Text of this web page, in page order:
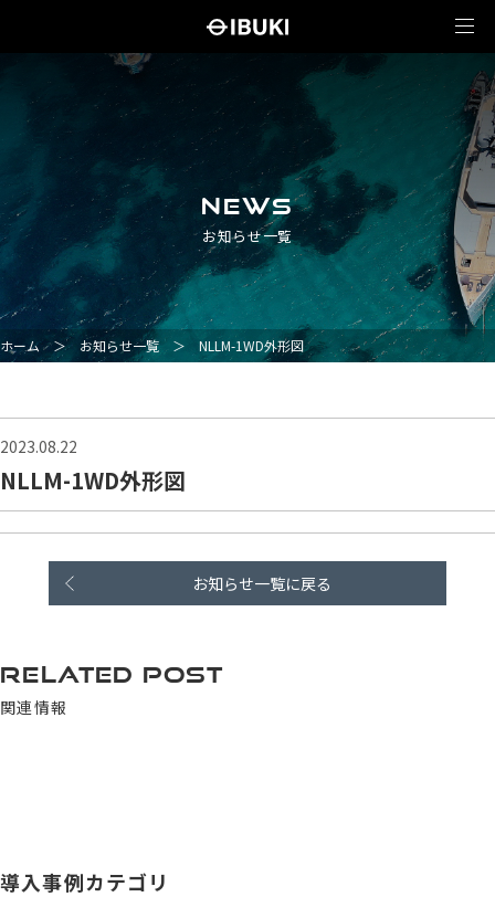
NEWS
お知らせ一覧
ホーム ＞ お知らせ一覧 ＞ NLLM-1WD外形図
導入事例カテゴリ
2023.08.22
NLLM-1WD外形図
お知らせ一覧に戻る
RELATED POST
関連情報